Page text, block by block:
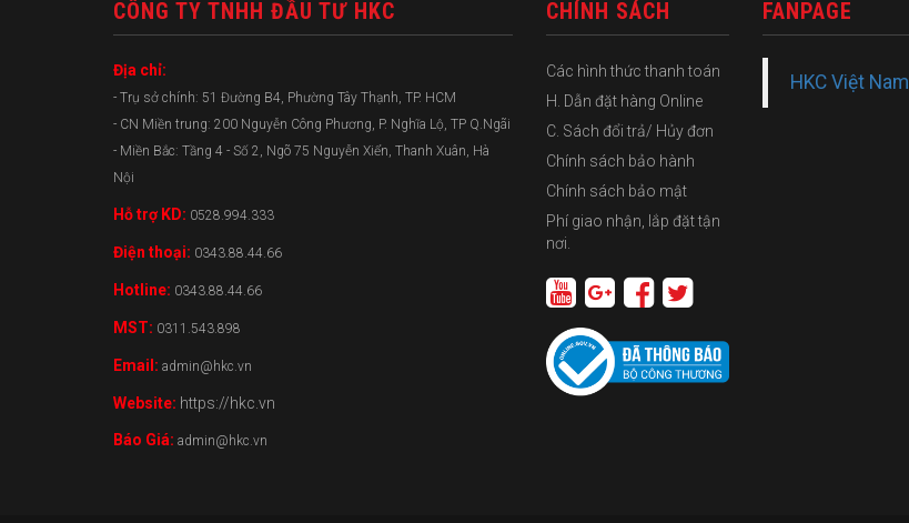
CÔNG TY TNHH ĐẦU TƯ HKC
Địa chỉ:
- Trụ sở chính: 51 Đường B4, Phường Tây Thạnh, TP. HCM
- CN Miền trung: 200 Nguyễn Công Phương, P. Nghĩa Lộ, TP Q.Ngãi
- Miền Bắc: Tầng 4 - Số 2, Ngõ 75 Nguyễn Xiển, Thanh Xuân, Hà
Nội
Hỗ trợ KD: 0528.994.333
Điện thoại: 0343.88.44.66
Hotline: 0343.88.44.66
MST: 0311.543.898
Email: admin@hkc.vn
Website: https://hkc.vn
Báo Giá: admin@hkc.vn
CHÍNH SÁCH
Các hình thức thanh toán
H. Dẫn đặt hàng Online
C. Sách đổi trả/ Hủy đơn
Chính sách bảo hành
Chính sách bảo mật
Phí giao nhận, lắp đặt tận
nơi.
FANPAGE
HKC Việt Nam